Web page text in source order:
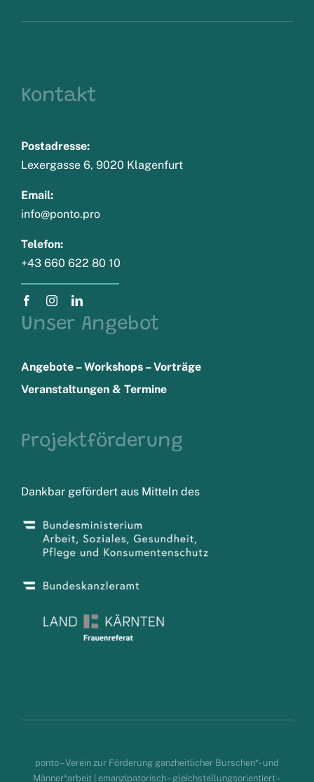
Kontakt
Postadresse:
Lexergasse 6, 9020 Klagenfurt
Email:
info@ponto.pro
Telefon:
+43 660 622 80 10
Unser Angebot
Angebote – Workshops – Vorträge
Veranstaltungen & Termine
Projektförderung
Dankbar gefördert aus Mitteln des
ponto – Verein zur Förderung ganzheitlicher Burschen*- und
Männer*arbeit | emanzipatorisch – gleichstellungsorientiert –